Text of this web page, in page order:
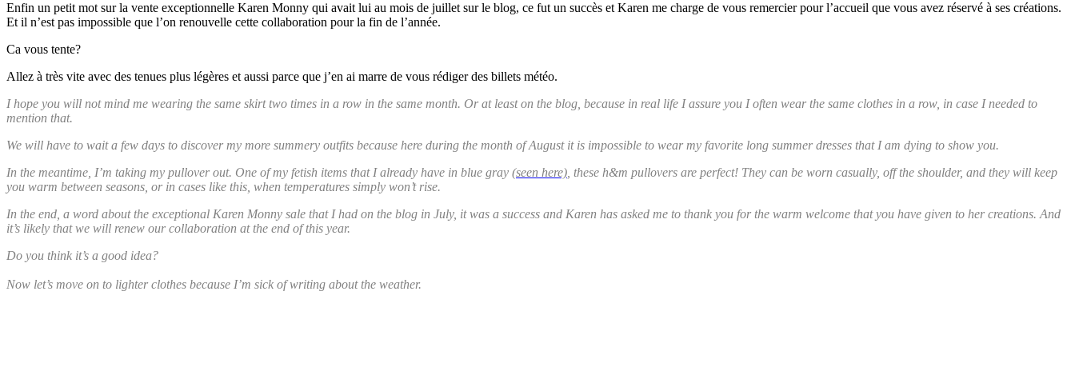
Enfin un petit mot sur la vente exceptionnelle Karen Monny qui avait lui au mois de juillet sur le blog, ce fut un succès et Karen me charge de vous remercier pour l’accueil que vous avez réservé à ses créations.
Et il n’est pas impossible que l’on renouvelle cette collaboration pour la fin de l’année.
Ca vous tente?
Allez à très vite avec des tenues plus légères et aussi parce que j’en ai marre de vous rédiger des billets météo.
I hope you will not mind me wearing the same skirt two times in a row in the same month. Or at least on the blog, because in real life I assure you I often wear the same clothes in a row, in case I needed to
mention that.
We will have to wait a few days to discover my more summery outfits because here during the month of August it is impossible to wear my favorite long summer dresses that I am dying to show you.
In the meantime, I’m taking my pullover out. One of my fetish items that I already have in blue gray (seen here) , these h&m pullovers are perfect! They can be worn casually, off the shoulder, and they will keep
you warm between seasons, or in cases like this, when temperatures simply won’t rise.
In the end, a word about the exceptional Karen Monny sale that I had on the blog in July, it was a success and Karen has asked me to thank you for the warm welcome that you have given to her creations. And
it’s likely that we will renew our collaboration at the end of this year.
Do you think it’s a good idea?
Now let’s move on to lighter clothes because I’m sick of writing about the weather.